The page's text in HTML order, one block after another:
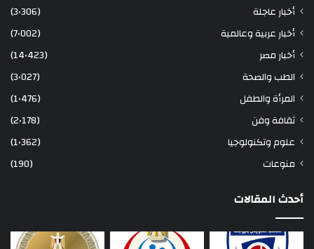
أخبار عاجلة
(3٬306)
أخبار عربية وعالمية
(7٬002)
أخبار مصر
(14٬423)
الطب والصحة
(3٬027)
المرأة والطفل
(1٬476)
ثقافة وفن
(2٬178)
علوم وتكنولوجيا
(1٬362)
منوعات
(190)
أحدث المقالات